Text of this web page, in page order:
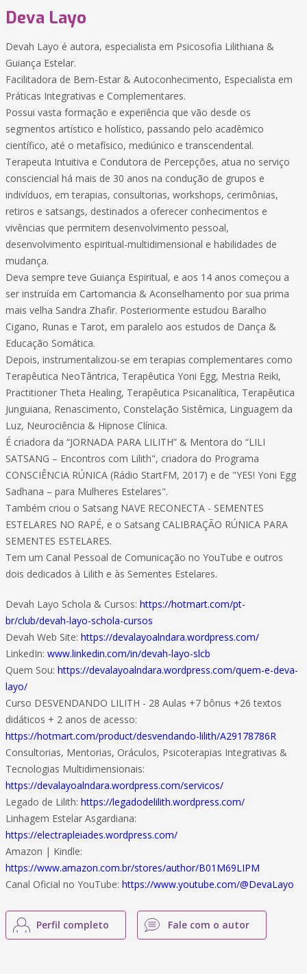
Deva Layo
Devah Layo é autora, especialista em Psicosofia Lilithiana &
Guiança Estelar.
Facilitadora de Bem-Estar & Autoconhecimento, Especialista em
Práticas Integrativas e Complementares.
Possui vasta formação e experiência que vão desde os
segmentos artístico e holístico, passando pelo acadêmico
científico, até o metafísico, mediúnico e transcendental.
Terapeuta Intuitiva e Condutora de Percepções, atua no serviço
consciencial há mais de 30 anos na condução de grupos e
indivíduos, em terapias, consultorias, workshops, cerimônias,
retiros e satsangs, destinados a oferecer conhecimentos e
vivências que permitem desenvolvimento pessoal,
desenvolvimento espiritual-multidimensional e habilidades de
mudança.
Deva sempre teve Guiança Espiritual, e aos 14 anos começou a
ser instruída em Cartomancia & Aconselhamento por sua prima
mais velha Sandra Zhafir. Posteriormente estudou Baralho
Cigano, Runas e Tarot, em paralelo aos estudos de Dança &
Educação Somática.
Depois, instrumentalizou-se em terapias complementares como
Terapêutica NeoTântrica, Terapêutica Yoni Egg, Mestria Reiki,
Practitioner Theta Healing, Terapêutica Psicanalítica, Terapêutica
Junguiana, Renascimento, Constelação Sistêmica, Linguagem da
Luz, Neurociência & Hipnose Clínica.
É criadora da “JORNADA PARA LILITH” & Mentora do “LILI
SATSANG – Encontros com Lilith", criadora do Programa
CONSCIÊNCIA RÚNICA (Rádio StartFM, 2017) e de "YES! Yoni Egg
Sadhana – para Mulheres Estelares".
Também criou o Satsang NAVE RECONECTA - SEMENTES
ESTELARES NO RAPÉ, e o Satsang CALIBRAÇÃO RÚNICA PARA
SEMENTES ESTELARES.
Tem um Canal Pessoal de Comunicação no YouTube e outros
dois dedicados à Lilith e às Sementes Estelares.
Devah Layo Schola & Cursos: https://hotmart.com/pt-
br/club/devah-layo-schola-cursos
Devah Web Site: https://devalayoalndara.wordpress.com/
LinkedIn: www.linkedin.com/in/devah-layo-slcb
Quem Sou: https://devalayoalndara.wordpress.com/quem-e-deva-
layo/
Curso DESVENDANDO LILITH - 28 Aulas +7 bônus +26 textos
didáticos + 2 anos de acesso:
https://hotmart.com/product/desvendando-lilith/A29178786R
Consultorias, Mentorias, Oráculos, Psicoterapias Integrativas &
Tecnologias Multidimensionais:
https://devalayoalndara.wordpress.com/servicos/
Legado de Lilith: https://legadodelilith.wordpress.com/
Linhagem Estelar Asgardiana:
https://electrapleiades.wordpress.com/
Amazon | Kindle:
https://www.amazon.com.br/stores/author/B01M69LIPM
Canal Oficial no YouTube: https://www.youtube.com/@DevaLayo
Perfil completo Fale com o autor